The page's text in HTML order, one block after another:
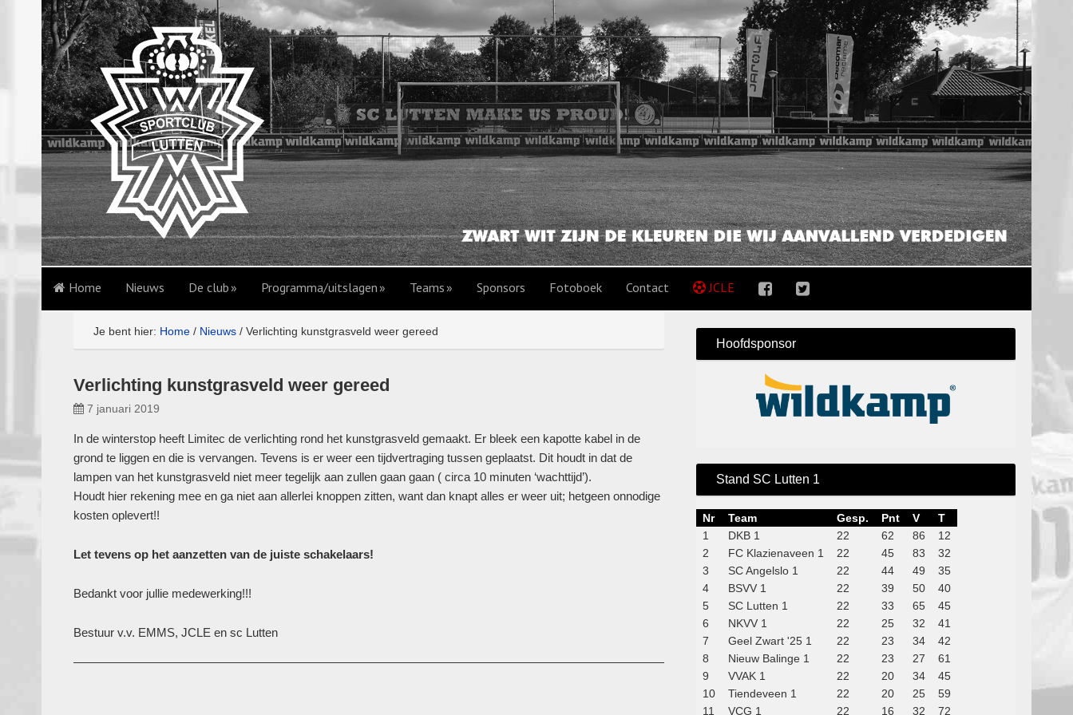
Home Nieuws De club Programma/uitslagen Teams Sponsors Fotoboek Contact JCLE
Je bent hier: Home / Nieuws / Verlichting kunstgrasveld weer gereed
Verlichting kunstgrasveld weer gereed
7 januari 2019
In de winterstop heeft Limitec de verlichting rond het kunstgrasveld gemaakt. Er bleek een kapotte kabel in de
grond te liggen en die is vervangen. Tevens is er weer een tijdvertraging tussen geplaatst. Dit houdt in dat de
lampen van het kunstgrasveld niet meer tegelijk aan zullen gaan gaan ( circa 10 minuten ‘wachttijd’).
Houdt hier rekening mee en ga niet aan allerlei knoppen zitten, want dan knapt alles er weer uit; hetgeen onnodige
kosten oplevert!!
Let tevens op het aanzetten van de juiste schakelaars!
Bedankt voor jullie medewerking!!!
Bestuur v.v. EMMS, JCLE en sc Lutten
Hoofdsponsor
Stand SC Lutten 1
Nr Team Gesp. Pnt V
T
1
DKB 1 22 62 86
12
2
FC Klazienaveen 1 22 45 83
32
3
SC Angelslo 1 22 44 49
35
4
BSVV 1 22 39 50
40
5
SC Lutten 1 22 33 65
45
6
NKVV 1 22 25 32
41
7
Geel Zwart '25 1 22 23 34
42
8
Nieuw Balinge 1 22 23 27
61
9
VVAK 1 22 20 34
45
10
Tiendeveen 1 22 20 25
59
11
VCG 1 22 16 32 72